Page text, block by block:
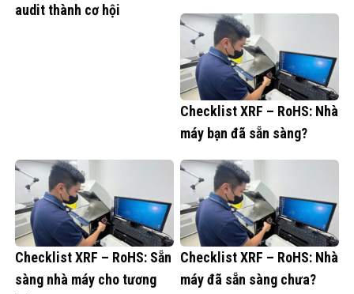
audit thành cơ hội
Checklist XRF – RoHS: Nhà
máy bạn đã sẵn sàng?
Checklist XRF – RoHS: Sẵn
sàng nhà máy cho tương
Checklist XRF – RoHS: Nhà
máy đã sẵn sàng chưa?